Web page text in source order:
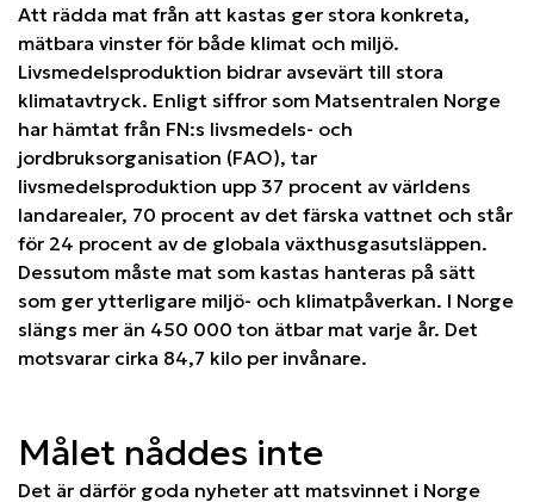
Att rädda mat från att kastas ger stora konkreta,
mätbara vinster för både klimat och miljö.
Livsmedelsproduktion bidrar avsevärt till stora
klimatavtryck. Enligt siffror som Matsentralen Norge
har hämtat från FN:s livsmedels- och
jordbruksorganisation (FAO), tar
livsmedelsproduktion upp 37 procent av världens
landarealer, 70 procent av det färska vattnet och står
för 24 procent av de globala växthusgasutsläppen.
Dessutom måste mat som kastas hanteras på sätt
som ger ytterligare miljö- och klimatpåverkan. I Norge
slängs mer än 450 000 ton ätbar mat varje år. Det
motsvarar cirka 84,7 kilo per invånare.
Målet nåddes inte
Det är därför goda nyheter att matsvinnet i Norge